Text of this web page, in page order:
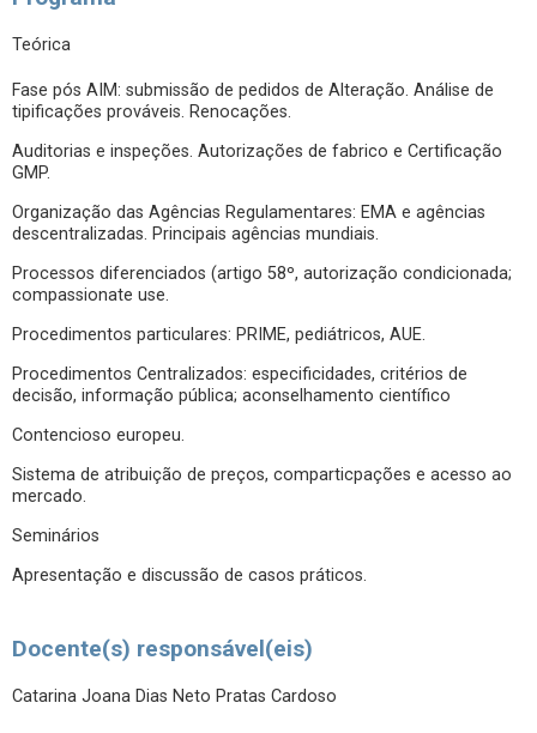
Teórica
Fase pós AIM: submissão de pedidos de Alteração. Análise de
tipificações prováveis. Renocações.
Auditorias e inspeções. Autorizações de fabrico e Certificação
GMP.
Organização das Agências Regulamentares: EMA e agências
descentralizadas. Principais agências mundiais.
Processos diferenciados (artigo 58º, autorização condicionada;
compassionate use.
Procedimentos particulares: PRIME, pediátricos, AUE.
Procedimentos Centralizados: especificidades, critérios de
decisão, informação pública; aconselhamento científico
Contencioso europeu.
Sistema de atribuição de preços, comparticpações e acesso ao
mercado.
Seminários
Apresentação e discussão de casos práticos.
Docente(s) responsável(eis)
Catarina Joana Dias Neto Pratas Cardoso